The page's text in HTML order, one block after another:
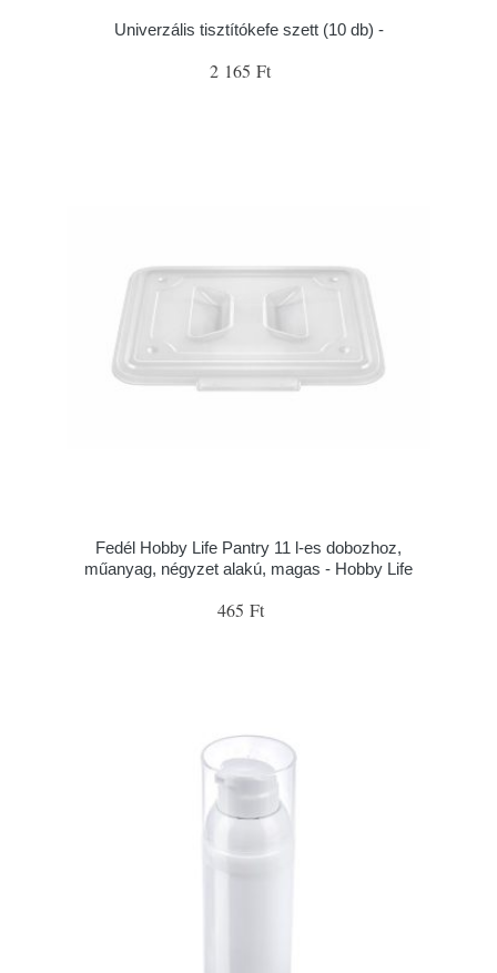
Univerzális tisztítókefe szett (10 db) -
2 165 Ft
Fedél Hobby Life Pantry 11 l-es dobozhoz,
műanyag, négyzet alakú, magas - Hobby Life
465 Ft